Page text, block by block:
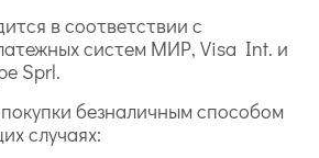
в соответствии с
систем МИР, Visa Int. и
Sprl.
безналичным способом
случаях: